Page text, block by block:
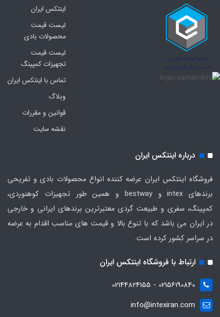
اینتکس ایران
لیست قیمت
محصولات بادی
لیست قیمت
تجهیزات کمپینگ
تماس با اینتکس ایران
وبلاگ
قوانین و مقررات
نقشه سایت
درباره اینتکس ایران
فروشگاه اینتکس ایران عرضه کننده انواع محصولات بادی و تفریحی
برندهای intex و bestway و همین طور تجهیزات کوهنوردی،
کمپینگ، سفری و طبیعت گردی معتبرترین برندهای ایرانی و خارجی
در ایران می باشد که با تنوع بالا و قیمت های مناسب اقدام به عرضه
در سراسر کشور کرده است.
ارتباط با فروشگاه اینتکس ایران
02156190840 - 02144824155
info@intexiran.com